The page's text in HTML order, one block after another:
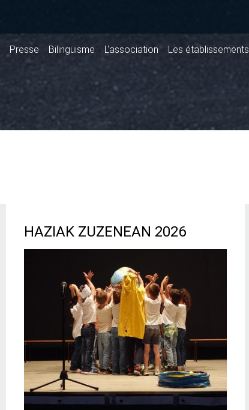
Presse Bilinguisme L'association Les établissements
HAZIAK ZUZENEAN 2026